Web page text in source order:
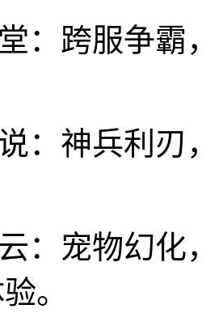
：跨服争
：神兵利
：宠物幻
。